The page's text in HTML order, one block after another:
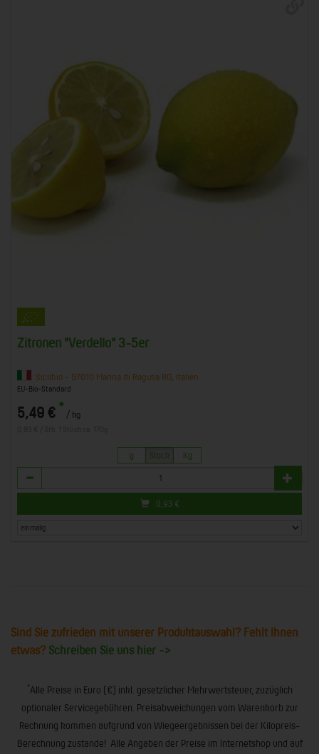
Zitronen "Verdello" 3-5er
Sicilbio - 97010 Marina di Ragusa RG, Italien
EU-Bio-Standard
5,49 € * / kg
g Stück Kg
Anzahl
0,93 €
Sind Sie zufrieden mit unserer Produktauswahl? Fehlt Ihnen
etwas? Schreiben Sie uns hier ->
*Alle Preise in Euro (€) inkl. gesetzlicher Mehrwertsteuer, zuzüglich
optionaler Servicegebühren. Preisabweichungen vom Warenkorb zur
Rechnung kommen aufgrund von Wiegeergebnissen bei der Kilopreis-
Berechnung zustande! Alle Angaben der Preise im Internetshop und auf